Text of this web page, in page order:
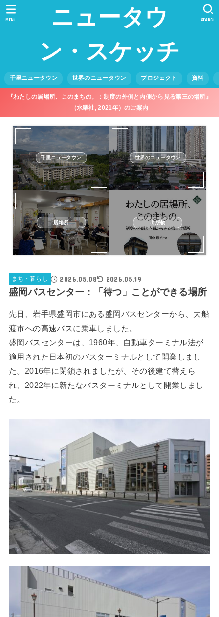
ニュータウ
ン・スケッチ
千里ニュータウン 世界のニュータウン プロジェクト 資料
SEARCH
MENU
『わたしの居場所、このまちの。：制度の外側と内側から見る第三の場所』
（水曜社, 2021年）のご案内
千里ニュータウン 世界のニュータウン
居場所 出版物
まち・暮らし 2026.05.08 2026.05.19
盛岡バスセンター：「待つ」ことができる場所
先日、岩手県盛岡市にある盛岡バスセンターから、大船
渡市への高速バスに乗車しました。
盛岡バスセンターは、1960年、自動車ターミナル法が
適用された日本初のバスターミナルとして開業しまし
た。2016年に閉鎖されましたが、その後建て替えら
れ、2022年に新たなバスターミナルとして開業しまし
た。